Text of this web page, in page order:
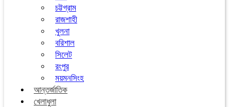
চট্টগ্রাম
রাজশাহী
খুলনা
বরিশাল
সিলেট
রংপুর
ময়মনসিংহ
আন্তর্জাতিক
খেলাধুলা